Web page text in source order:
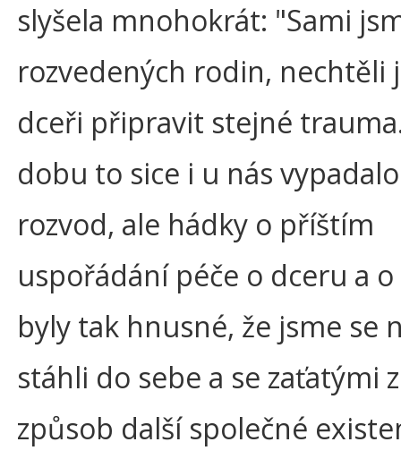
slyšela mnohokrát: "Sami
rozvedených rodin, nechtěli
dceři připravit stejné
dobu to sice i u nás
rozvod, ale hádky o příštím
uspořádání péče o dceru a
byly tak hnusné, že jsme se
stáhli do sebe a se zaťatými
způsob další společné